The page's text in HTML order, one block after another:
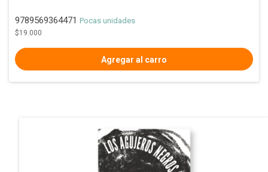
9789569364471 Pocas unidades
$19.000